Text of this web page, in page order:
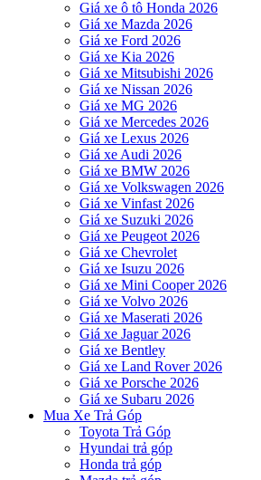
Giá xe ô tô Honda 2026
Giá xe Mazda 2026
Giá xe Ford 2026
Giá xe Kia 2026
Giá xe Mitsubishi 2026
Giá xe Nissan 2026
Giá xe MG 2026
Giá xe Mercedes 2026
Giá xe Lexus 2026
Giá xe Audi 2026
Giá xe BMW 2026
Giá xe Volkswagen 2026
Giá xe Vinfast 2026
Giá xe Suzuki 2026
Giá xe Peugeot 2026
Giá xe Chevrolet
Giá xe Isuzu 2026
Giá xe Mini Cooper 2026
Giá xe Volvo 2026
Giá xe Maserati 2026
Giá xe Jaguar 2026
Giá xe Bentley
Giá xe Land Rover 2026
Giá xe Porsche 2026
Giá xe Subaru 2026
Mua Xe Trả Góp
Toyota Trả Góp
Hyundai trả góp
Honda trả góp